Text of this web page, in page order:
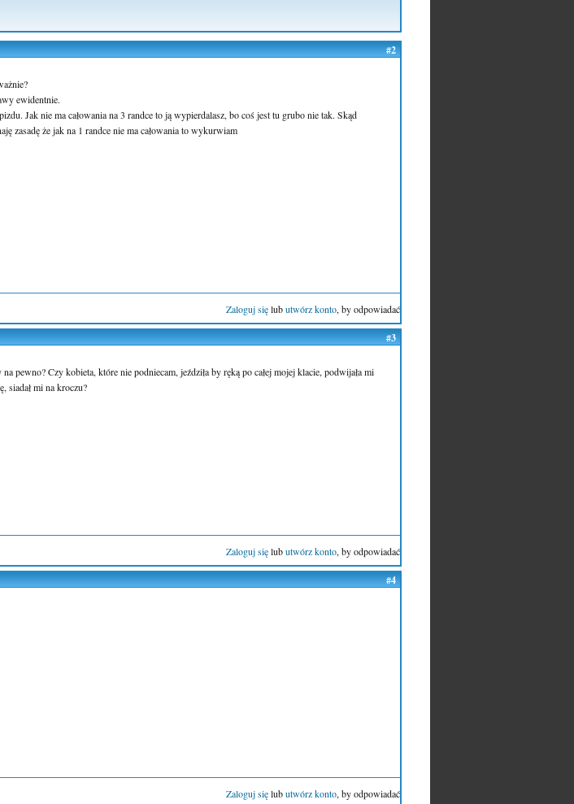
#2
ewidentnie.
Jak nie ma całowania na 3 randce to ją wypierdalasz, bo coś jest tu grubo nie tak. Skąd
zasadę że jak na 1 randce nie ma całowania to wykurwiam
Zaloguj sięlubutwórz konto, by odpowiadać
#3
na pewno? Czy kobieta, które nie podniecam, jeździła by ręką po całej mojej klacie, podwijała mi
siadał mi na kroczu?
Zaloguj sięlubutwórz konto, by odpowiadać
#4
Zaloguj sięlubutwórz konto, by odpowiadać